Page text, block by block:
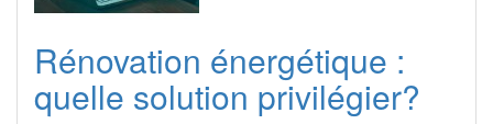
Rénovation énergétique :
quelle solution privilégier?